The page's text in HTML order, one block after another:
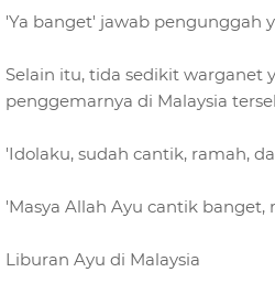
'Ya banget' jawab pengunggah
Selain itu, tida sedikit warganet
penggemarnya di Malaysia
'Idolaku, sudah cantik, ramah,
'Masya Allah Ayu cantik banget,
Liburan Ayu di Malaysia